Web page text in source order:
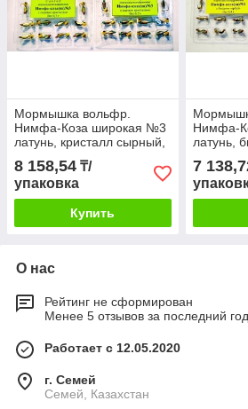
Мормышка вольфр.
Нимфа-Коза широкая №3
латунь, кристалл сырный,
0,72гр., уп.10шт. (20323)
8 158,54 ₸/
упаковка
Купить
Нимфа-
латунь,
0,4гр.,
7
О нас
Рейтинг не сформирован
Менее 5 отзывов за последний год
Работает с 12.05.2020
г. Семей
Семей, Казахстан